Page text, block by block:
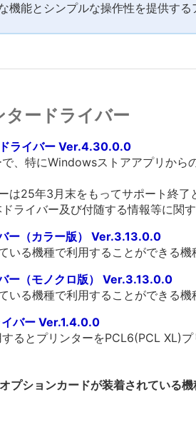
機能とシンプルな操作性を提供す
ードライバー
ライバー Ver.4.30.0.0
、特にWindowsストアアプリから
は25年3月末をもってサポート終了
ライバー及び付随する情報等に関
ー（カラー版） Ver.3.13.0.0
いる機種で利用することができる
ー（モノクロ版） Ver.3.13.0.0
いる機種で利用することができる
バー Ver.1.4.0.0
るとプリンターをPCL6(PCL XL)
プションカードが装着されている